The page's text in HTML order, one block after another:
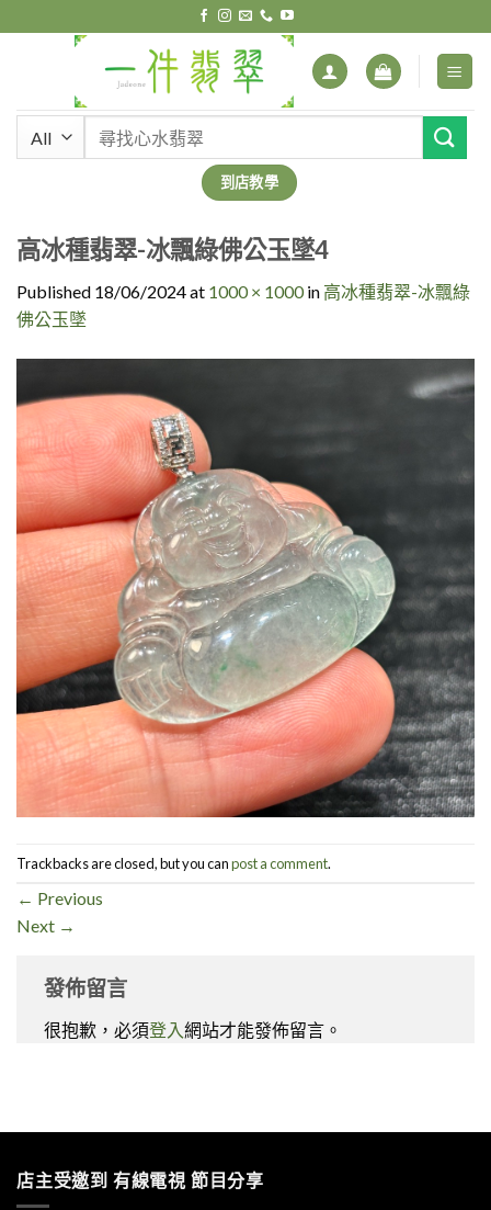
to
到店教學
高冰種翡翠-冰飄綠佛公玉墜4
Published 18/06/2024at 1000 × 1000in 高冰種翡翠-冰飄綠
佛公玉墜
Trackbacks are closed, but you canpost a comment.
← Previous
Next →
發佈留言
很抱歉，必須登入網站才能發佈留言。
店主受邀到 有線電視 節目分享